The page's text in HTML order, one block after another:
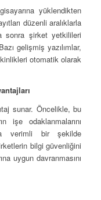
yüklendikten
düzenli aralıklarla
sonra şirket yetkilileri
gelişmiş yazılımlar,
otomatik olarak
sunar. Öncelikle, bu
işe odaklanmalarını
verimli bir şekilde
bilgi güvenliğini
uygun davranmasını